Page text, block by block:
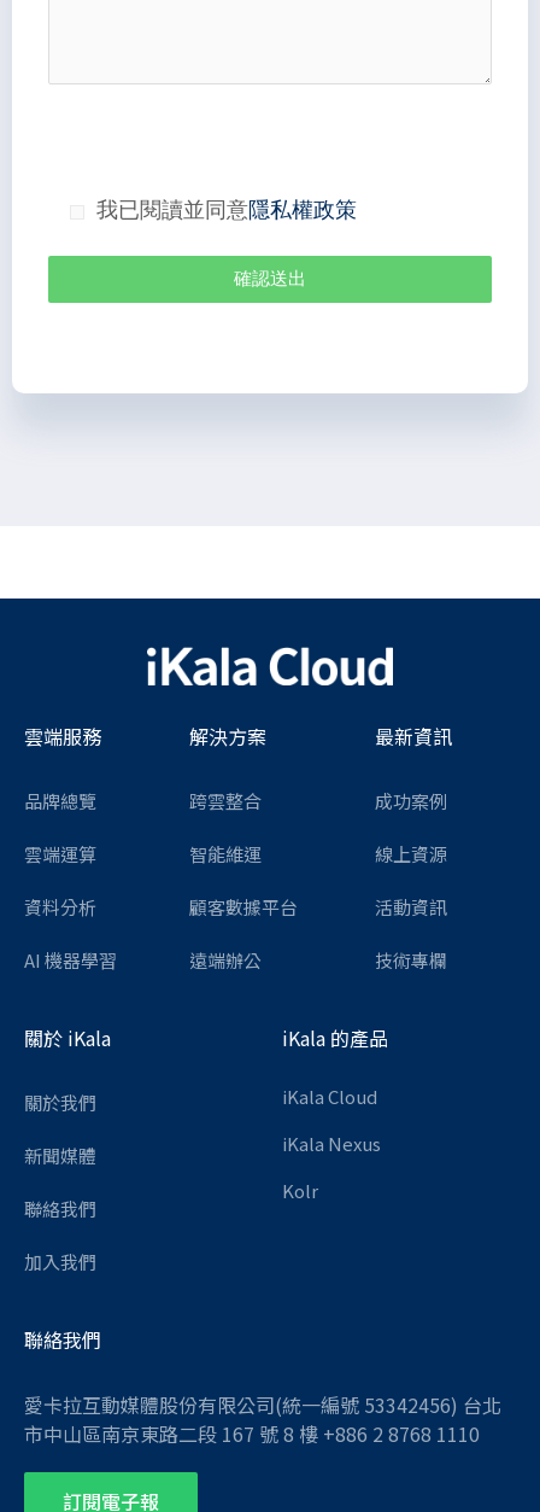
我已閱讀並同意隱私權政策
確認送出
雲端服務
品牌總覽
雲端運算
資料分析
AI 機器學習
解決方案
跨雲整合
智能維運
顧客數據平台
遠端辦公
最新資訊
成功案例
線上資源
活動資訊
技術專欄
關於 iKala
關於我們
新聞媒體
聯絡我們
加入我們
iKala 的產品
iKala Cloud
iKala Nexus
Kolr
聯絡我們
愛卡拉互動媒體股份有限公司(統一編號 53342456) 台北
市中山區南京東路二段 167 號 8 樓 +886 2 8768 1110
訂閱電子報